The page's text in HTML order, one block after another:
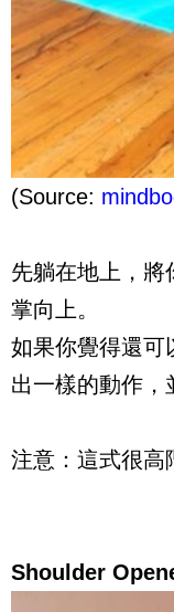
(Source:
先躺在地上，將
掌向上。
如果你覺得還可
出一樣的動作，
注意：這式很高
Shoulder